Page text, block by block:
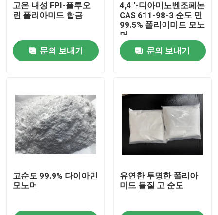
화면
우리에 대하여
공장 여행
고온 내성 FPI-플루오
린 폴리아미드 합금
문의 보내기
4,4 '-디아미노벤조페논
CAS 611-98-3 순도 민
99.5% 폴리이미드 모노
머
문의 보내기
고순도 99.9% 다이아민
모노머
유연한 투명한 폴리아
미드 물질 고 순도